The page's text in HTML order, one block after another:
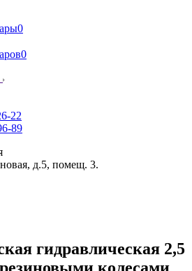
0
0
22
89
д.5, помещ. 3.
гидравлическая 2,5
колесами